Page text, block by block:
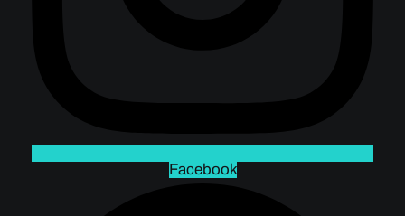
Facebook